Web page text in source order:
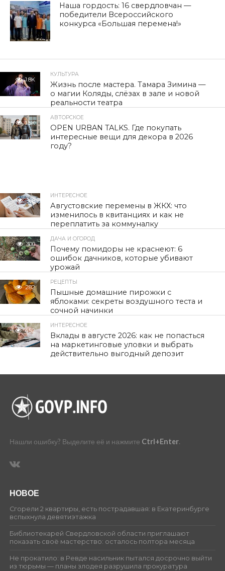
Наша гордость: 16 свердловчан —
победители Всероссийского
конкурса «Большая перемена!»
1.8K
КУЛЬТУРА
Жизнь после мастера. Тамара Зимина —
о магии Коляды, слёзах в зале и новой
реальности театра
1.5K
АВТОРСКОЕ
OPEN URBAN TALKS. Где покупать
интересные вещи для декора в 2026
году?
308
ИНТЕРЕСНОЕ
Августовские перемены в ЖКХ: что
изменилось в квитанциях и как не
переплатить за коммуналку
300
ДАЧА И ОГОРОД
Почему помидоры не краснеют: 6
ошибок дачников, которые убивают
урожай
282
РЕЦЕПТЫ
Пышные домашние пирожки с
яблоками: секреты воздушного теста и
сочной начинки
452
ИНТЕРЕСНОЕ
Вклады в августе 2026: как не попасться
на маркетинговые уловки и выбрать
действительно выгодный депозит
Нашли ошибку? Выделите её и нажмите Ctrl+Enter.
НОВОЕ
Сгорели 2 квартиры, есть пострадавшая: в Екатеринбурге
вспыхнула девятиэтажка
Библиотекарей Свердловской области приглашают
показать своё мастерство: осталось полтора месяца
Не прокатило: в Ревде насильник пытался досрочно выйти
из тюрьмы — планы злодея разрушила прокуратура